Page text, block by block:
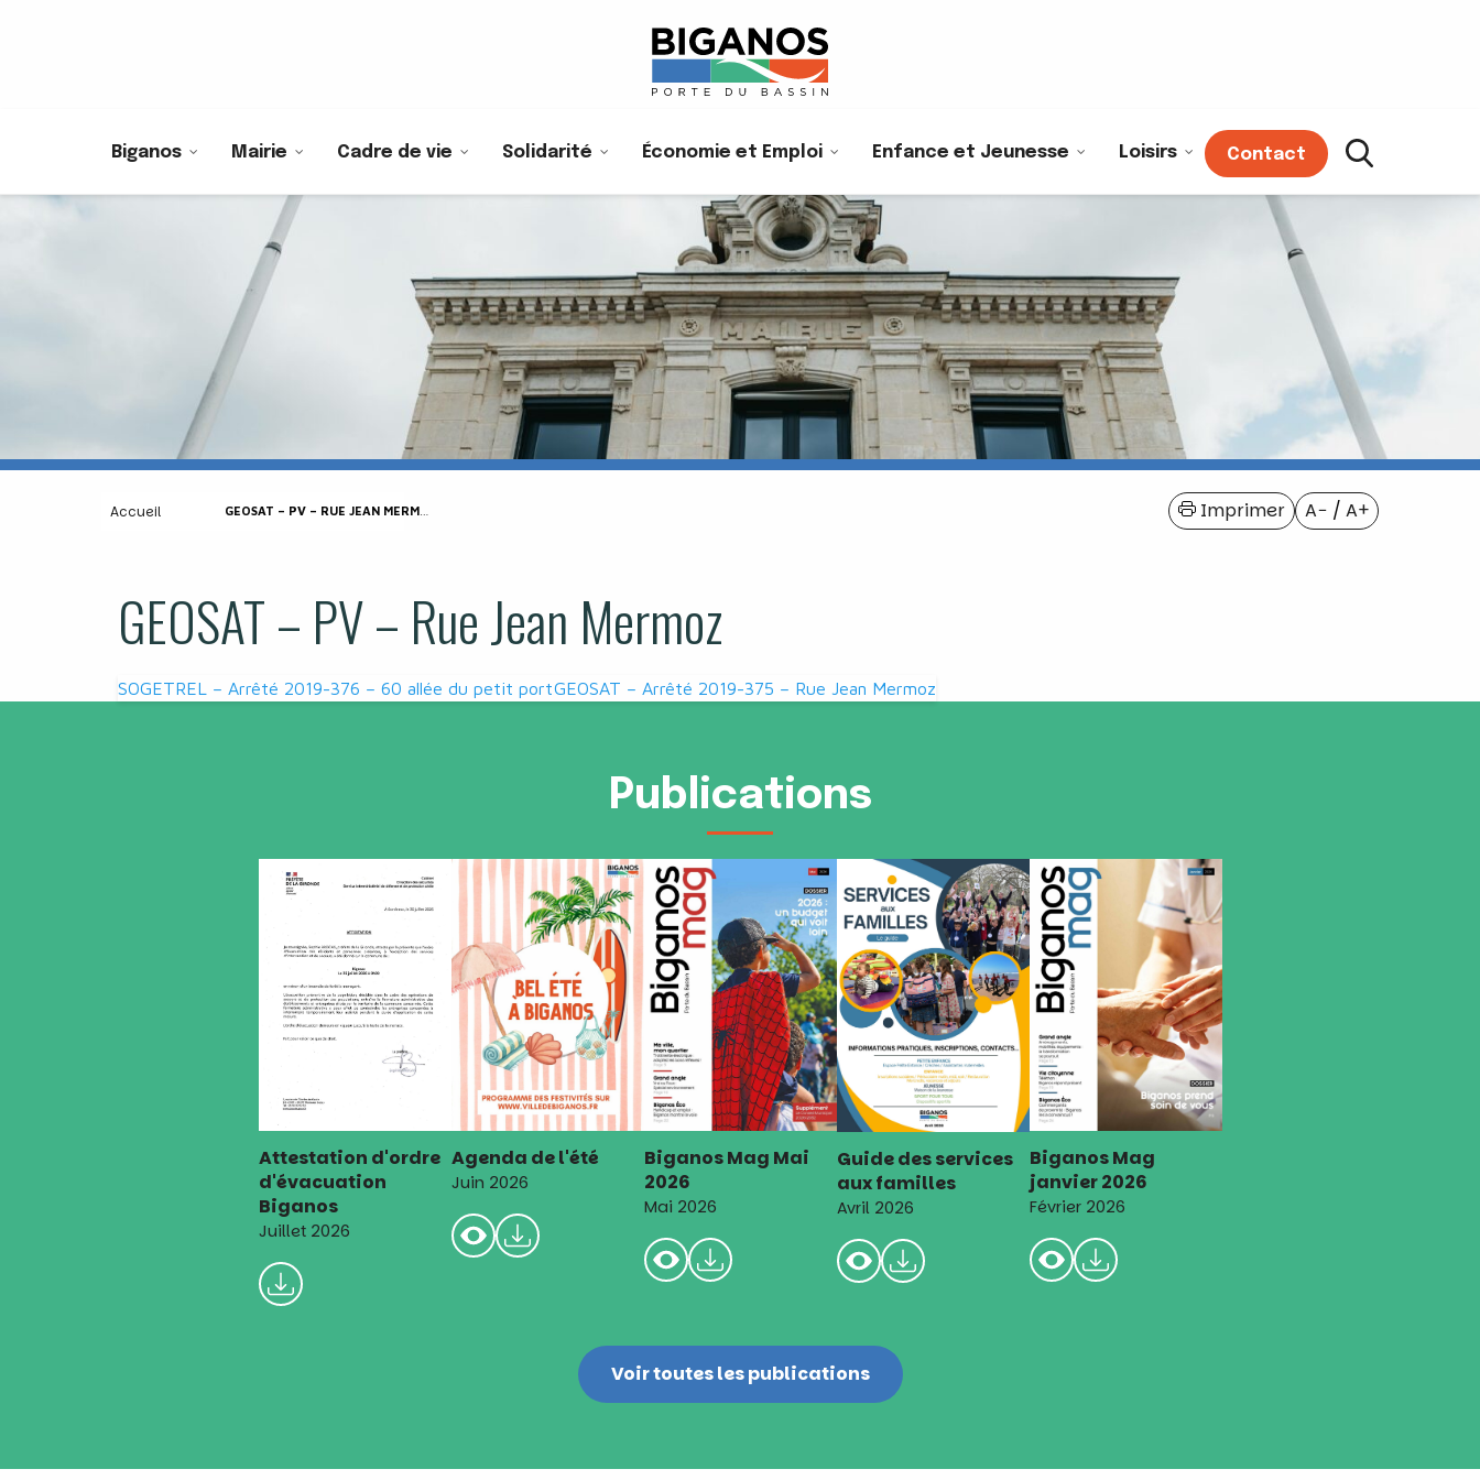
Biganos Mairie Cadre de vie Solidarité Économie et Emploi Enfance et Jeunesse Loisirs Contact
Accueil GEOSAT – PV – RUE JEAN MERMOZ A− / A+
Imprimer
GEOSAT – PV – Rue Jean Mermoz
Navigation
SOGETREL – Arrêté 2019-376 – 60 allée du petit portGEOSAT – Arrêté 2019-375 – Rue Jean Mermoz
Publications
Attestation d'ordre
d'évacuation
Biganos
Juillet 2026
Agenda de l'été
Juin 2026
Biganos Mag Mai
2026
Mai 2026
Guide des services
aux familles
Avril 2026
Biganos Mag
janvier 2026
Février 2026
Voir toutes les publications